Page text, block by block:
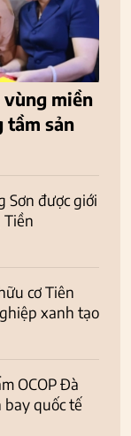
vùng miền
tầm sản
Sơn được giới
cơ Tiên
xanh tạo
OCOP Đà
bay quốc tế